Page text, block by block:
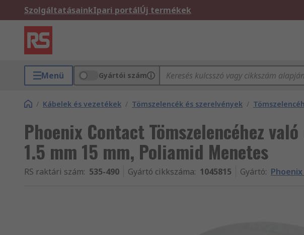
SzolgáltatásainkIpari portálÚj termékek
Menü Gyártói szám
/ Kábelek és vezetékek / Tömszelencék és szerelvények /
Phoenix Contact Tömszelencéhez
1.5 mm 15 mm, Poliamid Menetes
RS raktári szám: 535-490 Gyártó cikkszáma: 1045815 Gyártó: